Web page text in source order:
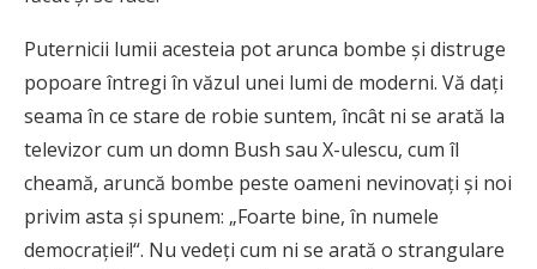
Puternicii lumii acesteia pot arunca bombe şi distruge
popoare întregi în văzul unei lumi de moderni. Vă daţi
seama în ce stare de robie suntem, încât ni se arată la
televizor cum un domn Bush sau X-ulescu, cum îl
cheamă, aruncă bombe peste oameni nevinovaţi şi noi
privim asta şi spunem: „Foarte bine, în numele
democraţiei!“. Nu vedeţi cum ni se arată o strangulare